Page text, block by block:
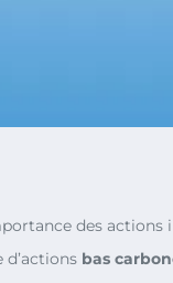
des actions
bas